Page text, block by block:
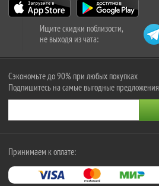
Ищите скидки поблизости,
не выходя из чата:
Сэкономьте до 90% при любых покупках
Подпишитесь на самые выгодные предложения
Принимаем к оплате: